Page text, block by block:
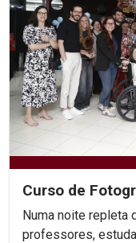
Curso de
Numa noite repleta
professores,